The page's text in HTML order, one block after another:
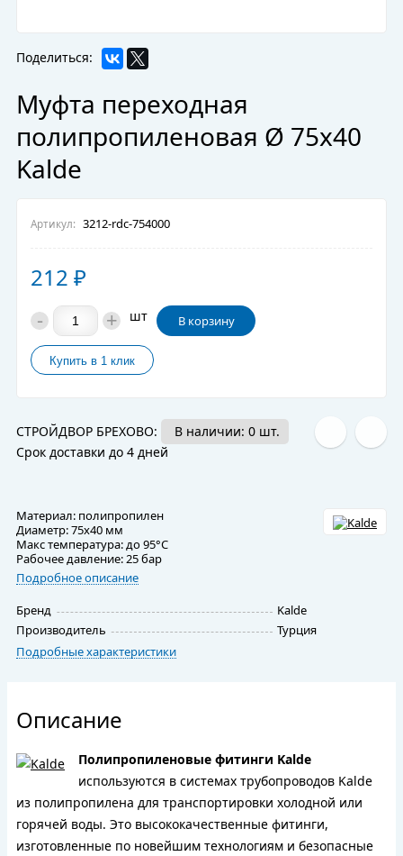
Поделиться:
Муфта переходная
полипропиленовая Ø 75x40
Kalde
Артикул: 3212-rdc-754000
212 ₽
- + шт В корзину
СТРОЙДВОР БРЕХОВО:
В наличии: 0 шт.
Срок доставки до 4 дней
Материал: полипропилен
Диаметр: 75x40 мм
Макс температура: до 95°C
Рабочее давление: 25 бар
Подробное описание
Бренд
Kalde
Производитель
Турция
Подробные характеристики
Описание
Полипропиленовые фитинги Kalde
используются в системах трубопроводов Kalde
из полипропилена для транспортировки холодной или
горячей воды. Это высококачественные фитинги,
изготовленные по новейшим технологиям и безопасные